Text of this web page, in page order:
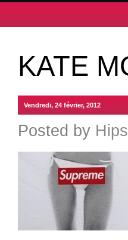
KATE
Vendredi, 24 février, 2012
Posted by